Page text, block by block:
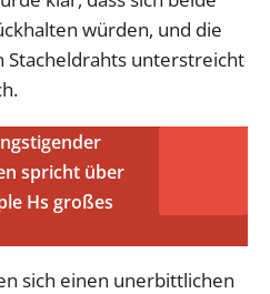
würden, und die
Stacheldrahts unterstreicht
spricht über
Hs großes
sich einen unerbittlichen